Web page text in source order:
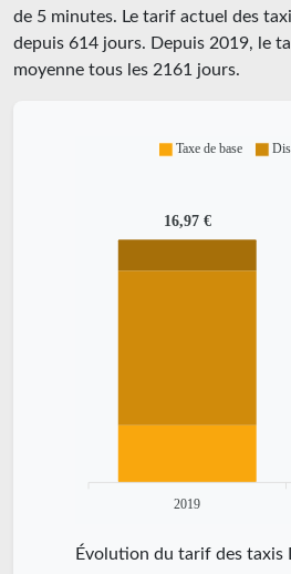
de 5 minutes. Le tarif actuel des
depuis 614 jours. Depuis 2019, le
moyenne tous les 2161 jours.
16,97 €
2019
Taxe de base
Évolution du tarif des taxis